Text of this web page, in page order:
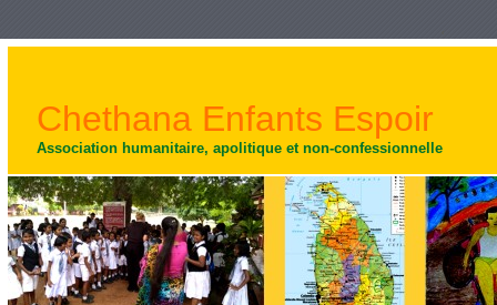
Chethana Enfants Espoir
Association humanitaire, apolitique et non-confessionnelle